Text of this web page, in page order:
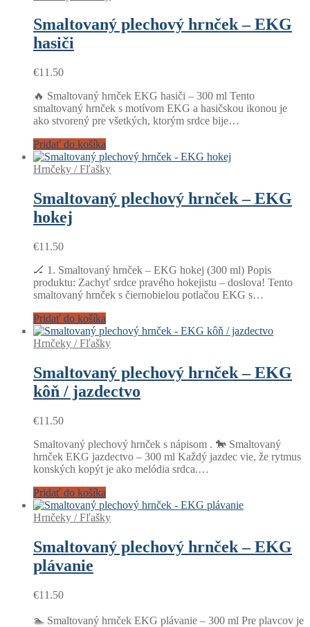
Smaltovaný plechový hrnček – EKG
hasiči
€11.50
🔥 Smaltovaný hrnček EKG hasiči – 300 ml Tento
smaltovaný hrnček s motívom EKG a hasičskou ikonou je
ako stvorený pre všetkých, ktorým srdce bije…
Pridať do košíka
Hrnčeky / Fľašky
Smaltovaný plechový hrnček – EKG
hokej
€11.50
🏒 1. Smaltovaný hrnček – EKG hokej (300 ml) Popis
produktu: Zachyť srdce pravého hokejistu – doslova! Tento
smaltovaný hrnček s čiernobielou potlačou EKG s…
Pridať do košíka
Hrnčeky / Fľašky
Smaltovaný plechový hrnček – EKG
kôň / jazdectvo
€11.50
Smaltovaný plechový hrnček s nápisom . 🐎 Smaltovaný
hrnček EKG jazdectvo – 300 ml Každý jazdec vie, že rytmus
konských kopýt je ako melódia srdca.…
Pridať do košíka
Hrnčeky / Fľašky
Smaltovaný plechový hrnček – EKG
plávanie
€11.50
🏊 Smaltovaný hrnček EKG plávanie – 300 ml Pre plavcov je